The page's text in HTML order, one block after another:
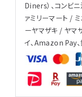
Diners）、コンビ
ァミリーマート /
ーヤマザキ / ヤマ
イ、Amazon Pay